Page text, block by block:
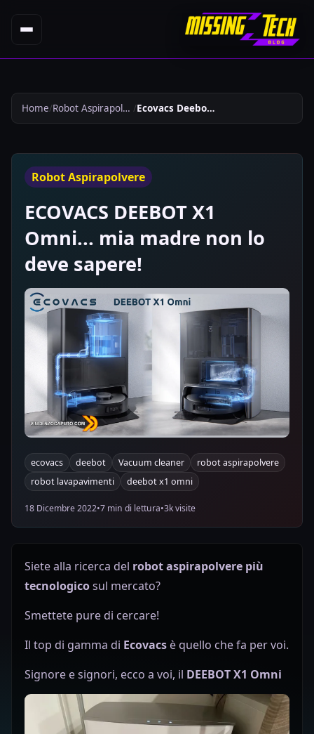
Home Robot Aspirapolvere Ecovacs Deebot X1 Omni Mia Madre Non Lo Deve Sapere 845
Robot Aspirapolvere
ECOVACS DEEBOT X1
Omni... mia madre non lo
deve sapere!
ecovacs deebot Vacuum cleaner
robot aspirapolvere
robot lavapavimenti
deebot x1 omni
18 Dicembre 2022•7 min di lettura•3k visite
Siete alla ricerca del robot aspirapolvere più
tecnologicosul mercato?
Smettete pure di cercare!
Il top di gamma di Ecovacs è quello che fa per voi.
Signore e signori, ecco a voi, il DEEBOT X1 Omni